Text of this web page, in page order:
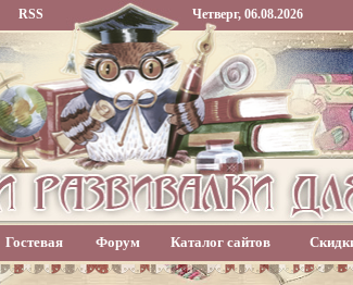
RSS Четверг, 06.08.2026
Гостевая Форум Каталог сайтов